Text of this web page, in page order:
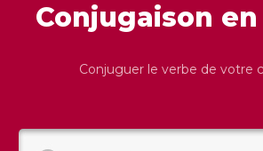
Conjugaison
Conjuguer le verbe de votre